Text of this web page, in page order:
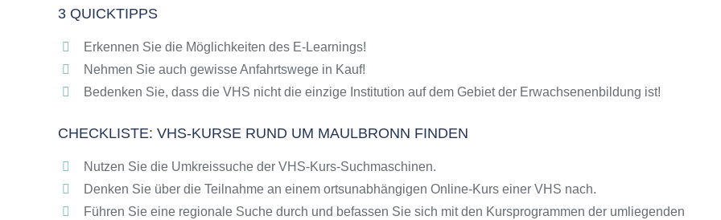
Das bundesweite Netzwerk der Volkshochschulen
Abendschulen rund um Maulbronn
Checkliste: So erkennen Sie gute Bildungsangebote der VHS
3 QUICKTIPPS
Erkennen Sie die Möglichkeiten des E-Learnings!
Nehmen Sie auch gewisse Anfahrtswege in Kauf!
Bedenken Sie, dass die VHS nicht die einzige Institution auf dem Gebiet der Erwachsenenbildung ist!
CHECKLISTE: VHS-KURSE RUND UM MAULBRONN FINDEN
Nutzen Sie die Umkreissuche der VHS-Kurs-Suchmaschinen.
Denken Sie über die Teilnahme an einem ortsunabhängigen Online-Kurs einer VHS nach.
Führen Sie eine regionale Suche durch und befassen Sie sich mit den Kursprogrammen der umliegenden